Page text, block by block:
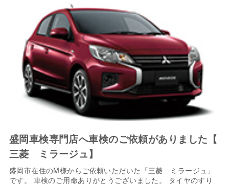
盛岡車検専門店へ車検のご依頼がありました【
三菱 ミラージュ】
盛岡市在住のM様からご依頼いただいた「三菱 ミラージュ」
です。 車検のご用命ありがとうございました。 タイヤのすり